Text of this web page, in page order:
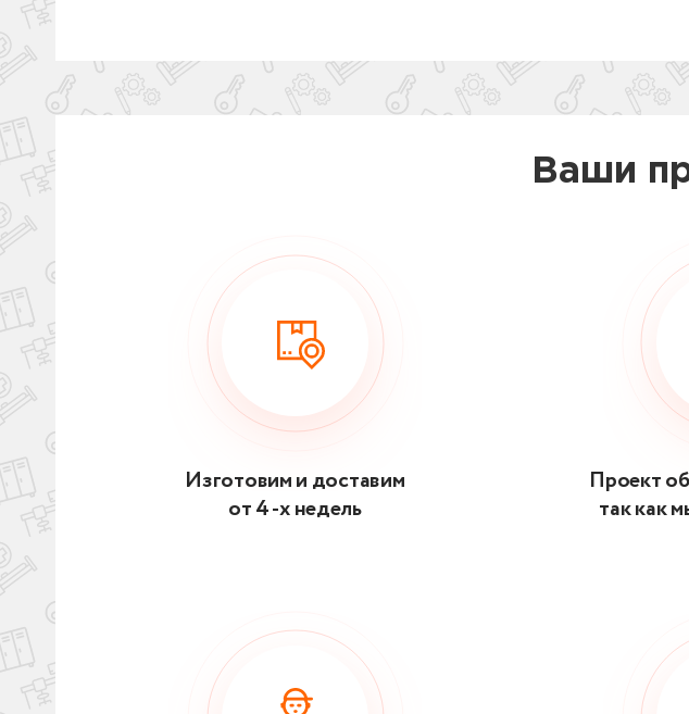
Ваши
Изготовим и доставим
от 4 -х недель
Проект
так как